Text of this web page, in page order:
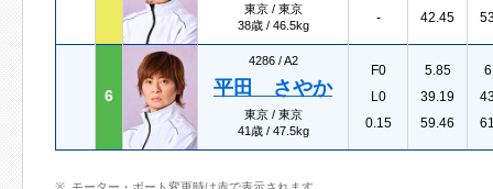
東京 / 東京
38歳 / 46.5kg
-
42.45
6
4286 /A2
平田 さやか
東京 / 東京
41歳 / 47.5kg
F0
L0
0.15
5.85
39.19
59.46